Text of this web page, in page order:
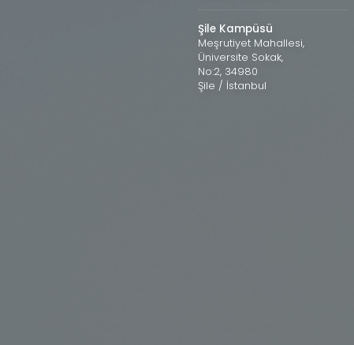
Şile Kampüsü
Meşrutiyet Mahallesi,
Üniversite Sokak,
No:2, 34980
Şile / İstanbul